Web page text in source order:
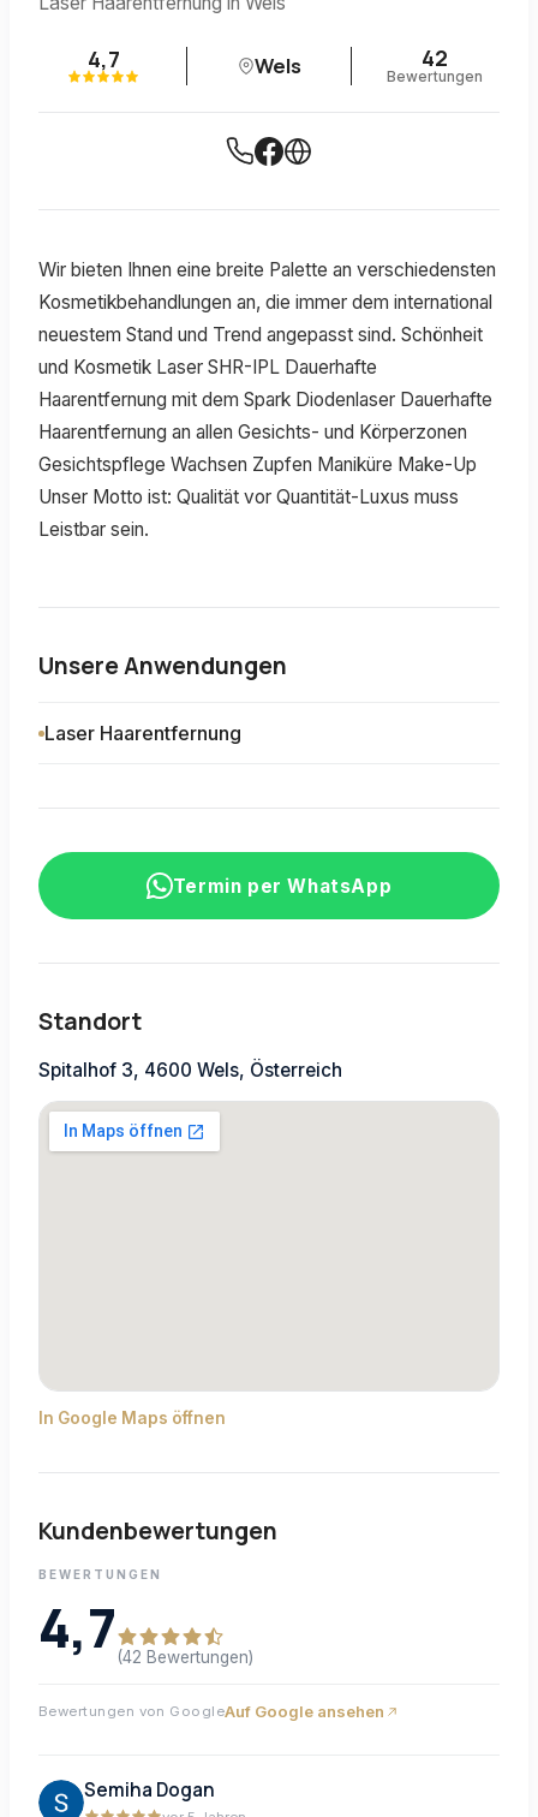
4,7 Wels 42
Bewertungen
Wir bieten Ihnen eine breite Palette an verschiedensten
Kosmetikbehandlungen an, die immer dem international
neuestem Stand und Trend angepasst sind. Schönheit
und Kosmetik Laser SHR-IPL Dauerhafte
Haarentfernung mit dem Spark Diodenlaser Dauerhafte
Haarentfernung an allen Gesichts- und Körperzonen
Gesichtspflege Wachsen Zupfen Maniküre Make-Up
Unser Motto ist: Qualität vor Quantität-Luxus muss
Leistbar sein.
Unsere Anwendungen
Laser Haarentfernung
Termin per WhatsApp
Standort
Spitalhof 3, 4600 Wels, Österreich
In Google Maps öffnen
Kundenbewertungen
BEWERTUNGEN
4,7 (42 Bewertungen)
Bewertungen von GoogleAuf Google ansehen
Semiha Dogan